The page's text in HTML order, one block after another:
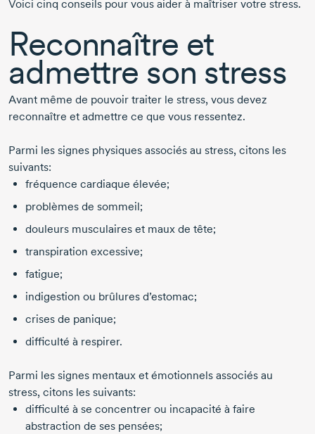
Voici cinq conseils pour vous aider à maîtriser votre stress.
Reconnaître et
admettre son stress
Avant même de pouvoir traiter le stress, vous devez
reconnaître et admettre ce que vous ressentez.
Parmi les signes physiques associés au stress, citons les
suivants:
fréquence cardiaque élevée;
problèmes de sommeil;
douleurs musculaires et maux de tête;
transpiration excessive;
fatigue;
indigestion ou brûlures d’estomac;
crises de panique;
difficulté à respirer.
Parmi les signes mentaux et émotionnels associés au
stress, citons les suivants:
difficulté à se concentrer ou incapacité à faire
abstraction de ses pensées;